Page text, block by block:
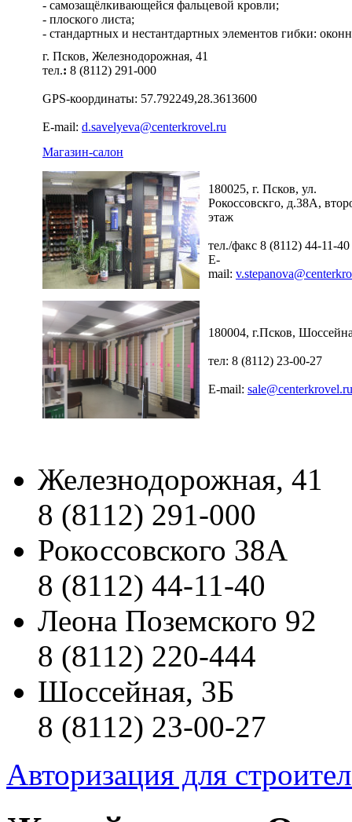
- самозащёлкивающейся фальцевой кровли;
- плоского листа;
- стандартных и нестантдартных элементов гибки:
г. Псков, Железнодорожная, 41
тел.: 8 (8112) 291-000
GPS-координаты: 57.792249,28.3613600
E-mail: d.savelyeva@centerkrovel.ru
Магазин-салон
180025, г. Псков, ул.
Рокоссовскго, д.38А,
этаж
тел./факс 8 (8112) 44-11-40
E-
mail:
180004, г.Псков,
тел: 8 (8112) 23-00-27
E-mail: sale@centerkrovel.ru
Железнодорожная, 41
8 (8112) 291-000
Рокоссовского 38А
8 (8112) 44-11-40
Леона Поземского 92
8 (8112) 220-444
Шоссейная, 3Б
8 (8112) 23-00-27
Авторизация для